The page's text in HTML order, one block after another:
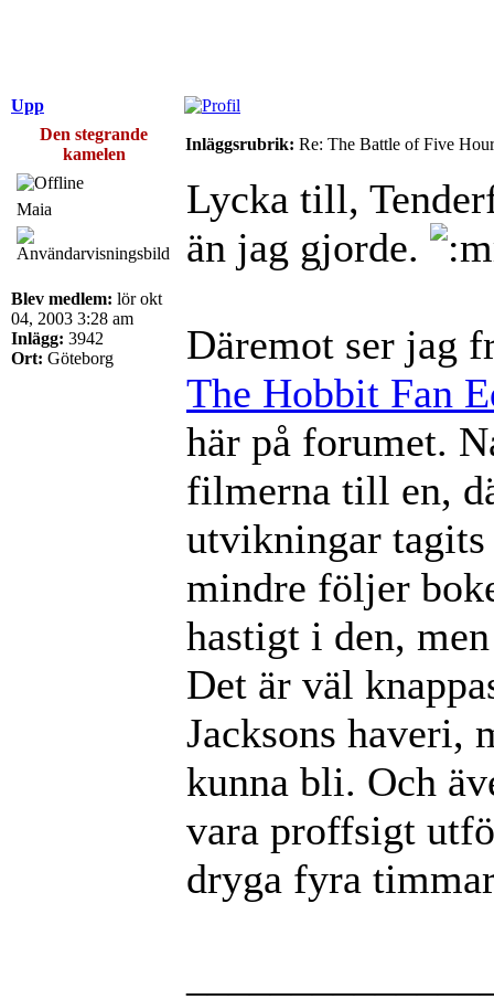
Upp
Den stegrande
kamelen
Inläggsrubrik: Re: The Battle of Five
Maia
Blev medlem: lör okt
04, 2003 3:28 am
Inlägg: 3942
Ort: Göteborg
Lycka till,
än jag gjorde.
Däremot ser jag
The Hobbit Fan
här på forumet.
filmerna till en,
utvikningar
mindre följer
hastigt i den,
Det är väl
Jacksons haveri,
kunna bli. Och
vara proffsigt
dryga fyra